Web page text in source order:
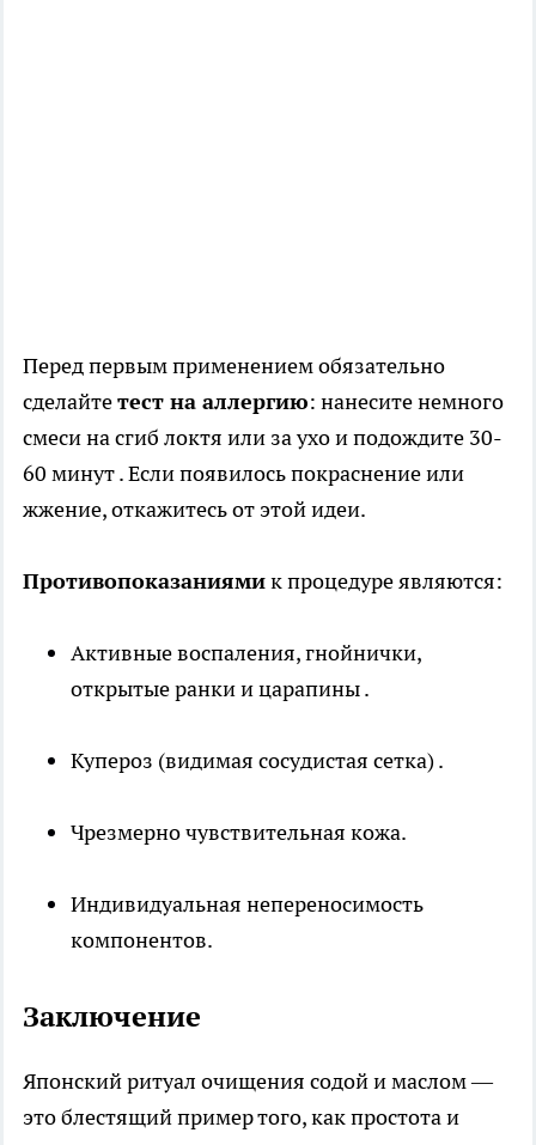
Перед первым применением обязательно
сделайтетест на аллергию: нанесите немного
смеси на сгиб локтя или за ухо и подождите 30-
60 минут . Если появилось покраснение или
жжение, откажитесь от этой идеи.
Противопоказаниямик процедуре являются:
Активные воспаления, гнойнички,
открытые ранки и царапины .
Купероз (видимая сосудистая сетка) .
Чрезмерно чувствительная кожа.
Индивидуальная непереносимость
компонентов.
Заключение
Японский ритуал очищения содой и маслом —
это блестящий пример того, как простота и